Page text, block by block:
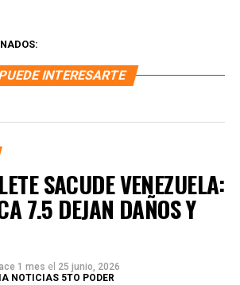
INTERESARTE
SACUDE VENEZUELA:
7.5 DEJAN DAÑOS Y
1 mes el 25 junio, 2026
NOTICIAS 5TO PODER